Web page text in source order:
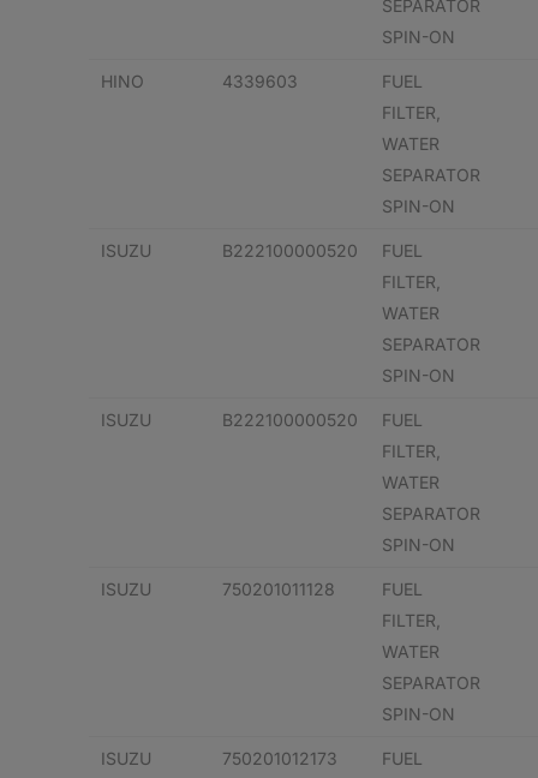
SEPARATOR
SPIN-ON
HINO 4339603
FUEL
FILTER,
WATER
SEPARATOR
SPIN-ON
ISUZU B222100000520
FUEL
FILTER,
WATER
SEPARATOR
SPIN-ON
ISUZU B222100000520
FUEL
FILTER,
WATER
SEPARATOR
SPIN-ON
ISUZU 750201011128
FUEL
FILTER,
WATER
SEPARATOR
SPIN-ON
ISUZU 750201012173
FUEL